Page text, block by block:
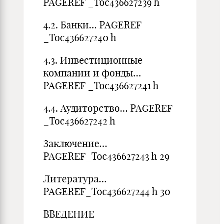
4.2. Банки… PAGEREF
_Toc436627240 h
4.3. Инвестиционные
компании и фонды…
PAGEREF _Toc436627241 h
4.4. Аудиторство… PAGEREF
_Toc436627242 h
Заключение…
PAGEREF_Toc436627243 h 29
Литература…
PAGEREF_Toc436627244 h 30
ВВЕДЕНИЕ